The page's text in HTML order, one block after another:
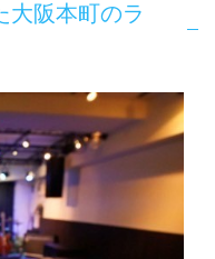
大阪本町のラ